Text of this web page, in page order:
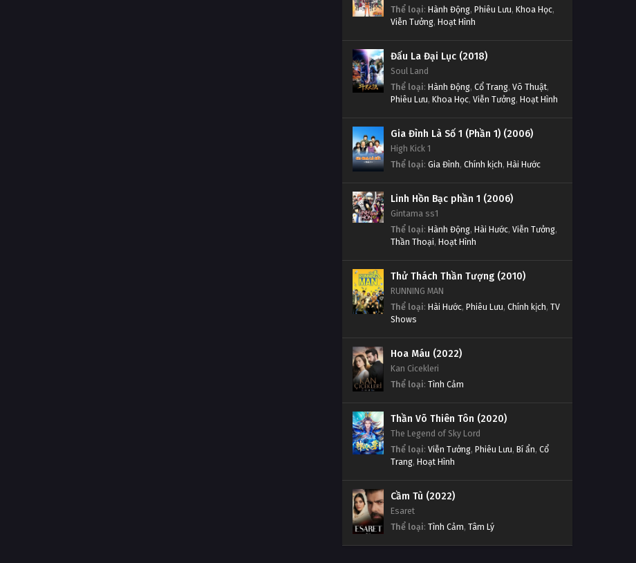
Thể loại: Hành Động, Phiêu Lưu, Khoa Học,
Viễn Tưởng, Hoạt Hình
Đấu La Đại Lục (2018)
Soul Land
Thể loại: Hành Động, Cổ Trang, Võ Thuật,
Phiêu Lưu, Khoa Học, Viễn Tưởng, Hoạt Hình
Gia Đình Là Số 1 (Phần 1) (2006)
High Kick 1
Thể loại: Gia Đình, Chính kịch, Hài Hước
Linh Hồn Bạc phần 1 (2006)
Gintama ss1
Thể loại: Hành Động, Hài Hước, Viễn Tưởng,
Thần Thoại, Hoạt Hình
Thử Thách Thần Tượng (2010)
RUNNING MAN
Thể loại: Hài Hước, Phiêu Lưu, Chính kịch, TV
Shows
Hoa Máu (2022)
Kan Cicekleri
Thể loại: Tình Cảm
Thần Võ Thiên Tôn (2020)
The Legend of Sky Lord
Thể loại: Viễn Tưởng, Phiêu Lưu, Bí ẩn, Cổ
Trang, Hoạt Hình
Cầm Tù (2022)
Esaret
Thể loại: Tình Cảm, Tâm Lý